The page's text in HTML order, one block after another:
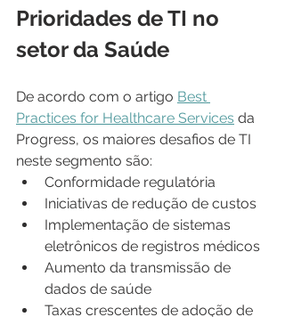
Prioridades de TI no
setor da Saúde
De acordo com o artigo Best
Practices for Healthcare Services da
Progress, os maiores desafios de TI
neste segmento são:
Conformidade regulatória
Iniciativas de redução de custos
Implementação de sistemas
eletrônicos de registros médicos
Aumento da transmissão de
dados de saúde
Taxas crescentes de adoção de